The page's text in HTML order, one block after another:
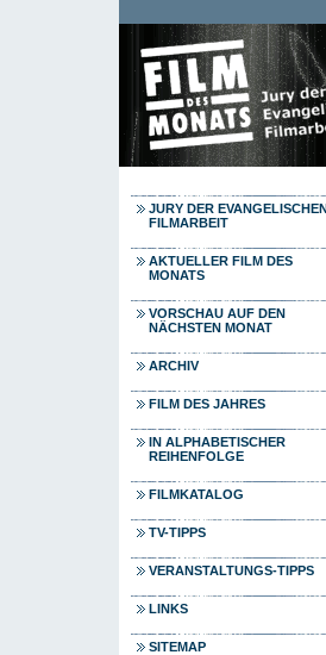
JURY DER
FILMARBEIT
AKTUELLER FILM DES
MONATS
VORSCHAU AUF DEN
NÄCHSTEN MONAT
ARCHIV
FILM DES JAHRES
IN ALPHABETISCHER
REIHENFOLGE
FILMKATALOG
TV-TIPPS
VERANSTALTUNGS-TIPPS
LINKS
SITEMAP